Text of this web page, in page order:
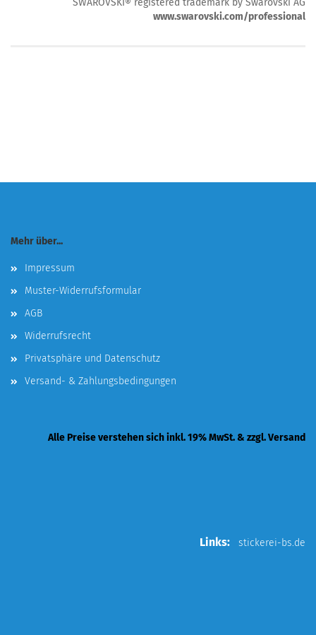
SWAROVSKI® registered trademark by Swarovski AG
www.swarovski.com/professional
Mehr über...
Impressum
Muster-Widerrufsformular
AGB
Widerrufsrecht
Privatsphäre und Datenschutz
Versand- & Zahlungsbedingungen
Alle Preise verstehen sich inkl. 19% MwSt. & zzgl. Versand
Links: stickerei-bs.de